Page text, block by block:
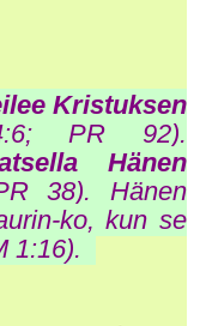
Kristuksen
PR 92).
Hänen
38). Hänen
ko, kun se
1:16).